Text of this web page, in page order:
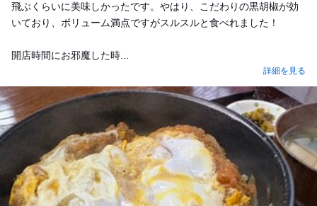
飛ぶくらいに美味しかったです。やはり、こだわりの黒胡椒が効
いており、ボリューム満点ですがスルスルと食べれました！
開店時間にお邪魔した時...
詳細を見る